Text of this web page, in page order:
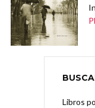
Libros